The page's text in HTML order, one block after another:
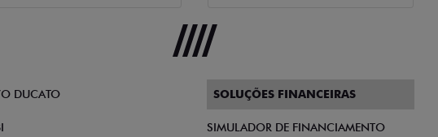
DUCATO SOLUÇÕES FINANCEIRAS
SIMULADOR DE FINANCIAMENTO